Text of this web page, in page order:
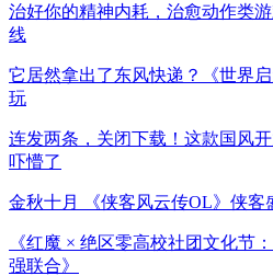
治好你的精神内耗，治愈动作类
线
它居然拿出了东风快递？《世界
玩
连发两条，关闭下载！这款国风
吓懵了
金秋十月 《侠客风云传OL》侠客
《红魔 × 绝区零高校社团文化节
强联合》